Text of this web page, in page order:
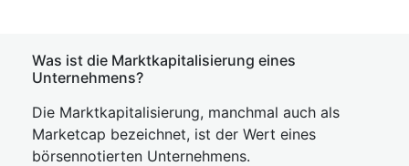
Was ist die Marktkapitalisierung eines
Unternehmens?
Die Marktkapitalisierung, manchmal auch als
Marketcap bezeichnet, ist der Wert eines
börsennotierten Unternehmens.